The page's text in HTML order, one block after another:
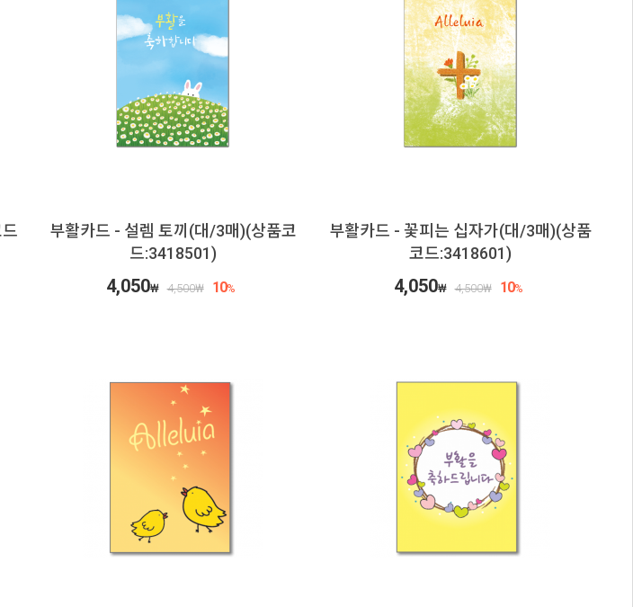
부활카드 - 설렘 토끼(대/3매)(상품코
드:3418501)
4,050₩ 4,500₩ 10%
부활카드 - 꽃피는 십자가(대/3매)(상품
코드:3418601)
4,050₩ 4,500₩ 10%